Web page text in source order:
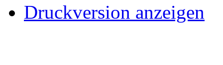
Druckversion anzeigen